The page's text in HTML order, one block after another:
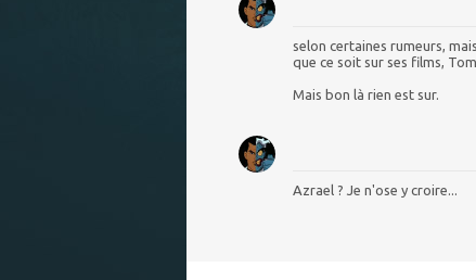
selon certaines rumeurs,
que ce soit sur ses films,
Mais bon là rien est sur.
Azrael ? Je n'ose y croire...